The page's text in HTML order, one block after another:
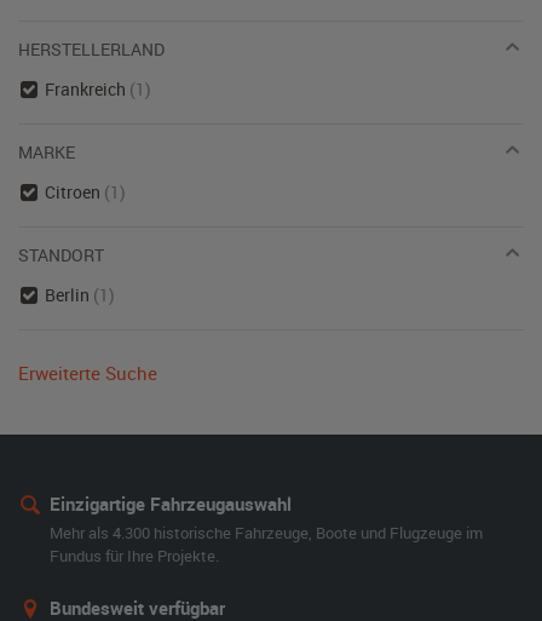
HERSTELLERLAND
Frankreich (1)
MARKE
Citroen (1)
STANDORT
Berlin (1)
Erweiterte Suche
Einzigartige Fahrzeugauswahl
Mehr als 4.300 historische Fahrzeuge, Boote und Flugzeuge im
Fundus für Ihre Projekte.
Bundesweit verfügbar